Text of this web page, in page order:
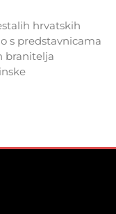
hrvatskih
s predstavnicama
branitelja